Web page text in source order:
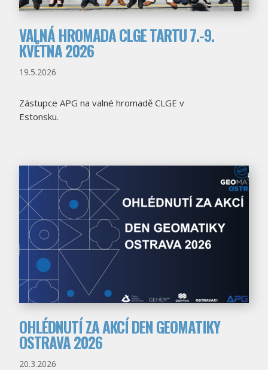
VALNÁ HROMADA CLGE TARTU 7.-9.
KVĚTNA 2026
19.5.2026
Zástupce APG na valné hromadě CLGE v
Estonsku.
OHLÉDNUTÍ ZA AKCÍ DEN GEOMATIKY
OSTRAVA 2026
20.3.2026